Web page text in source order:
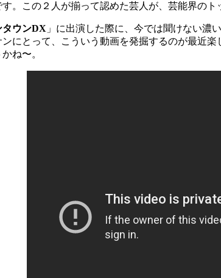
。この２人が揃って認めた芸人が、芸能界のト
タウンDX 」に出演した際に、今では聞けない濃
にとって、こういう動画を発掘するのが最近
ね〜。